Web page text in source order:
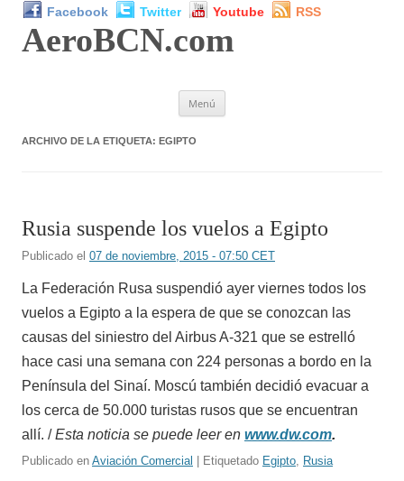
Facebook Twitter Youtube RSS
AeroBCN.com
Menú
ARCHIVO DE LA ETIQUETA: EGIPTO
Rusia suspende los vuelos a Egipto
Publicado el 07 de noviembre, 2015 - 07:50 CET
La Federación Rusa suspendió ayer viernes todos los
vuelos a Egipto a la espera de que se conozcan las
causas del siniestro del Airbus A-321 que se estrelló
hace casi una semana con 224 personas a bordo en la
Península del Sinaí. Moscú también decidió evacuar a
los cerca de 50.000 turistas rusos que se encuentran
allí. /Esta noticia se puede leer en www.dw.com.
Publicado en Aviación Comercial | Etiquetado Egipto Rusia